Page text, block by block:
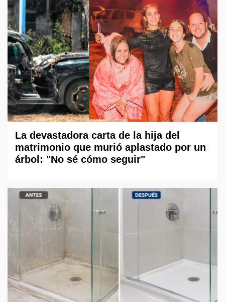
La devastadora carta de la hija del
matrimonio que murió aplastado por un
árbol: "No sé cómo seguir"